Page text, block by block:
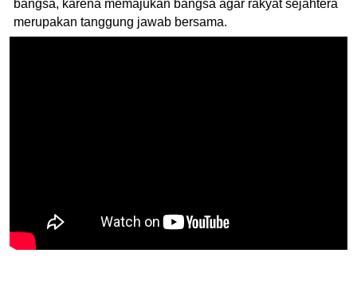
bangsa, karena memajukan bangsa agar rakyat sejahtera
merupakan tanggung jawab bersama.